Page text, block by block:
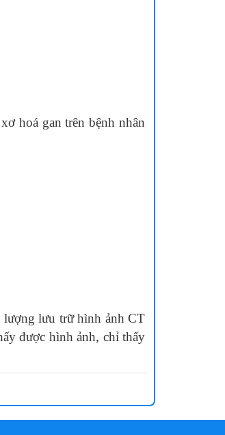
hoá gan trên bệnh nhân
lưu trữ hình ảnh CT
được hình ảnh, chỉ thấy